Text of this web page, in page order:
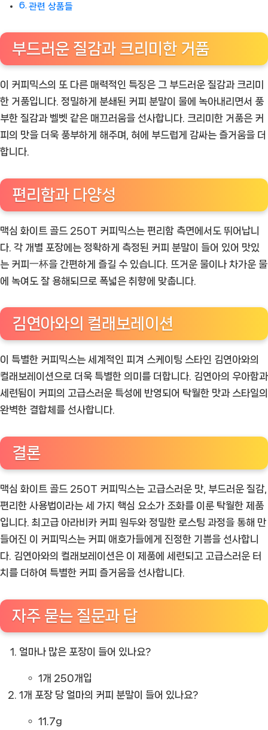
관련 상품들
부드러운 질감과 크리미한 거품
이 커피믹스의 또 다른 매력적인 특징은 그 부드러운 질감과 크리미
한 거품입니다. 정밀하게 분쇄된 커피 분말이 물에 녹아내리면서 풍
부한 질감과 벨벳 같은 매끄러움을 선사합니다. 크리미한 거품은 커
피의 맛을 더욱 풍부하게 해주며, 혀에 부드럽게 감싸는 즐거움을 더
합니다.
편리함과 다양성
맥심 화이트 골드 250T 커피믹스는 편리함 측면에서도 뛰어납니
다. 각 개별 포장에는 정확하게 측정된 커피 분말이 들어 있어 맛있
는 커피一杯을 간편하게 즐길 수 있습니다. 뜨거운 물이나 차가운 물
에 녹여도 잘 용해되므로 폭넓은 취향에 맞춥니다.
김연아와의 컬래보레이션
이 특별한 커피믹스는 세계적인 피겨 스케이팅 스타인 김연아와의
컬래보레이션으로 더욱 특별한 의미를 더합니다. 김연아의 우아함과
세련됨이 커피의 고급스러운 특성에 반영되어 탁월한 맛과 스타일의
완벽한 결합체를 선사합니다.
결론
맥심 화이트 골드 250T 커피믹스는 고급스러운 맛, 부드러운 질감,
편리한 사용법이라는 세 가지 핵심 요소가 조화를 이룬 탁월한 제품
입니다. 최고급 아라비카 커피 원두와 정밀한 로스팅 과정을 통해 만
들어진 이 커피믹스는 커피 애호가들에게 진정한 기쁨을 선사합니
다. 김연아와의 컬래보레이션은 이 제품에 세련되고 고급스러운 터
치를 더하여 특별한 커피 즐거움을 선사합니다.
자주 묻는 질문과 답
얼마나 많은 포장이 들어 있나요?
1개 250개입
1개 포장 당 얼마의 커피 분말이 들어 있나요?
11.7g